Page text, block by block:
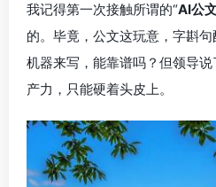
我记得第一次接触所谓的“AI公
的。毕竟，公文这玩意，字斟
机器来写，能靠谱吗？但领导
产力，只能硬着头皮上。